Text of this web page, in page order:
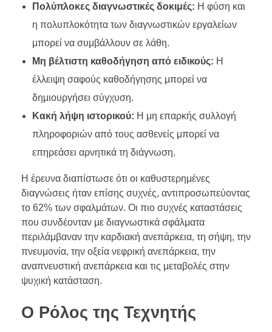
Πολύπλοκες διαγνωστικές δοκιμές: Η φύση και
η πολυπλοκότητα των διαγνωστικών εργαλείων
μπορεί να συμβάλλουν σε λάθη.
Μη βέλτιστη καθοδήγηση από ειδικούς: Η
έλλειψη σαφούς καθοδήγησης μπορεί να
δημιουργήσει σύγχυση.
Κακή λήψη ιστορικού: Η μη επαρκής συλλογή
πληροφοριών από τους ασθενείς μπορεί να
επηρεάσει αρνητικά τη διάγνωση.
Η έρευνα διαπίστωσε ότι οι καθυστερημένες
διαγνώσεις ήταν επίσης συχνές, αντιπροσωπεύοντας
το 62% των σφαλμάτων. Οι πιο συχνές καταστάσεις
που συνδέονταν με διαγνωστικά σφάλματα
περιλάμβαναν την καρδιακή ανεπάρκεια, τη σήψη, την
πνευμονία, την οξεία νεφρική ανεπάρκεια, την
αναπνευστική ανεπάρκεια και τις μεταβολές στην
ψυχική κατάσταση.
Ο Ρόλος της Τεχνητής